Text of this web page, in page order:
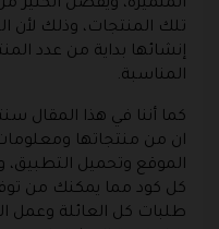
المتميزة، ويفضل
تلك المنتجات، وذلك
إنشائها بداية من عدد
المناسبة.
كما أننا في هذا
ان من منتجاتها
كل كود مما يمكنك من
طلبات كل العائلة وعمل